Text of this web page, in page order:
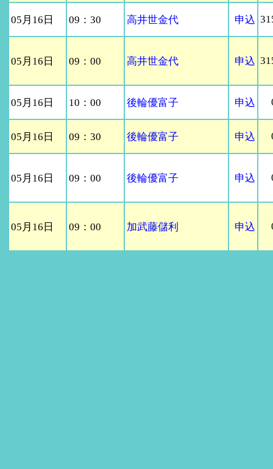
05月16日 09：30 高井世金代 申込
05月16日 09：00 高井世金代 申込
05月16日 10：00 後輪優富子 申込
05月16日 09：30 後輪優富子 申込
05月16日 09：00 後輪優富子 申込
05月16日 09：00 加武藤儲利 申込